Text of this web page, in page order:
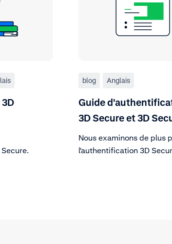
blog Anglais
Guide
3D Secure et 3D
Nous examinons de plus
l'authentification 3D